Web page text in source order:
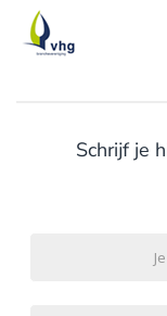
Schrijf je